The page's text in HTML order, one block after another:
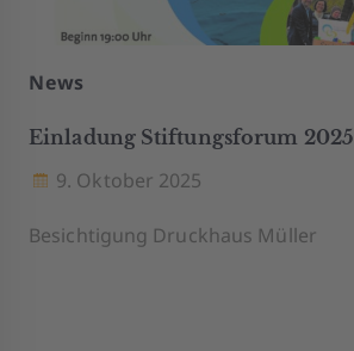
News
Einladung Stiftungsforum 2025
9. Oktober 2025
Besichtigung Druckhaus Müller